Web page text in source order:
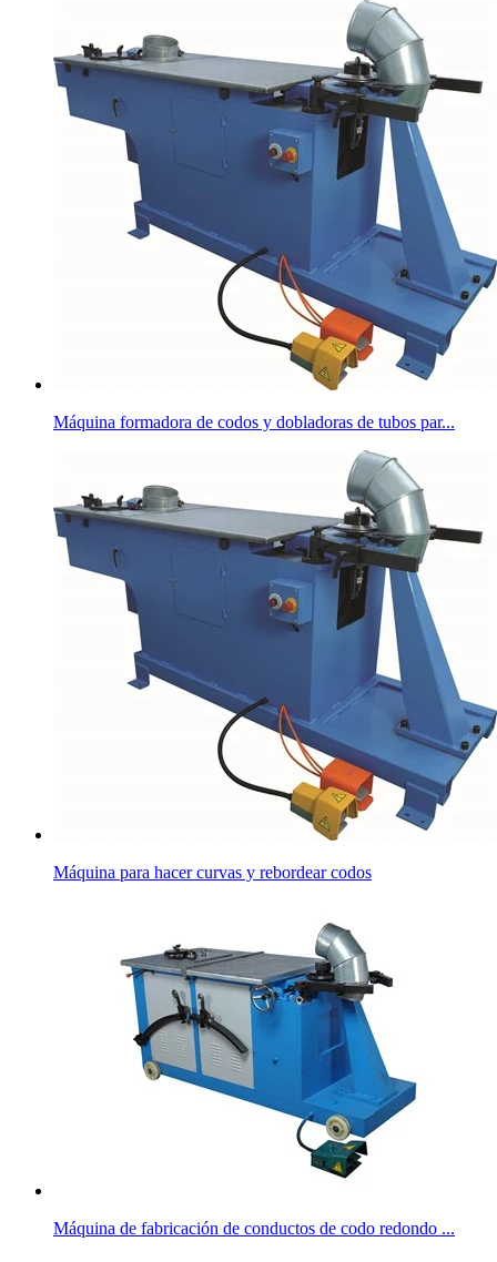
Máquina formadora de codos y dobladoras de tubos par...
Máquina para hacer curvas y rebordear codos
Máquina de fabricación de conductos de codo redondo ...